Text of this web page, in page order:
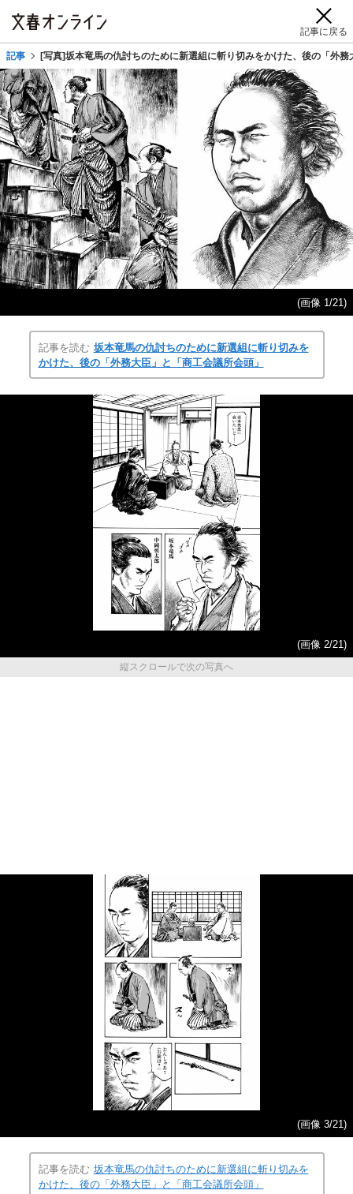
記事に戻る
記事 [写真]坂本竜馬の仇討ちのために新選組に斬り切みをかけた、後の「外
(画像 1/21)
記事を読む 坂本竜馬の仇討ちのために新選組に斬り切みを
かけた、後の「外務大臣」と「商工会議所会頭」
(画像 2/21)
縦スクロールで次の写真へ
(画像 3/21)
記事を読む 坂本竜馬の仇討ちのために新選組に斬り切みを
かけた、後の「外務大臣」と「商工会議所会頭」